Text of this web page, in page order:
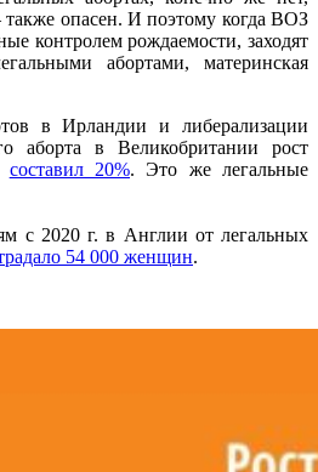
также опасен. И поэтому когда ВОЗ
контролем рождаемости, заходят
абортами, материнская
в Ирландии и либерализации
аборта в Великобритании рост
составил 20%. Это же легальные
с 2020 г. в Англии от легальных
54 000 женщин.